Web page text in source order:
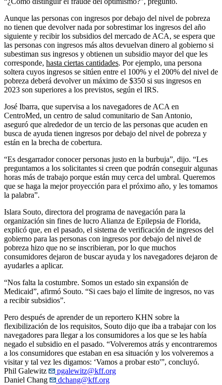
Aunque las personas con ingresos por debajo del nivel de pobreza
no tienen que devolver nada por sobrestimar los ingresos del año
siguiente y recibir los subsidios del mercado de ACA, se espera que
las personas con ingresos más altos devuelvan dinero al gobierno si
subestiman sus ingresos y obtienen un subsidio mayor del que les
corresponde, hasta ciertas cantidades. Por ejemplo, una persona
soltera cuyos ingresos se sitúen entre el 100% y el 200% del nivel de
pobreza deberá devolver un máximo de $350 si sus ingresos en
2023 son superiores a los previstos, según el IRS.
José Ibarra, que supervisa a los navegadores de ACA en
CentroMed, un centro de salud comunitario de San Antonio,
aseguró que alrededor de un tercio de las personas que acuden en
busca de ayuda tienen ingresos por debajo del nivel de pobreza y
están en la brecha de cobertura.
“Es desgarrador conocer personas justo en la burbuja”, dijo. “Les
preguntamos a los solicitantes si creen que podrán conseguir algunas
horas más de trabajo porque están muy cerca del umbral. Queremos
que se haga la mejor proyección para el próximo año, y les tomamos
la palabra”.
Islara Souto, directora del programa de navegación para la
organización sin fines de lucro Alianza de Epilepsia de Florida,
explicó que, en el pasado, el sistema de verificación de ingresos del
gobierno para las personas con ingresos por debajo del nivel de
pobreza hizo que no se inscribieran, por lo que muchos
consumidores dejaron de buscar ayuda y los navegadores dejaron de
ayudarles a aplicar.
“Nos falta la costumbre. Somos un estado sin expansión de
Medicaid”, afirmó Souto. “Si caes bajo el límite de ingresos, no vas
a recibir subsidios”.
Pero después de aprender de un reportero KHN sobre la
flexibilización de los requisitos, Souto dijo que iba a trabajar con los
navegadores para llegar a los consumidores a los que se les había
negado el subsidio en el pasado. “Volveremos atrás y encontraremos
a los consumidores que estaban en esa situación y los volveremos a
visitar y tal vez les digamos: ‘Vamos a probar esto'”, concluyó.
Phil Galewitz
pgalewitz@kff.org
Daniel Chang
dchang@kff.org